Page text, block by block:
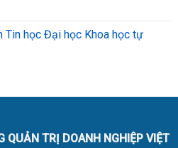
Tin học Đại học Khoa học tự
QUẢN TRỊ DOANH NGHIỆP VIỆT